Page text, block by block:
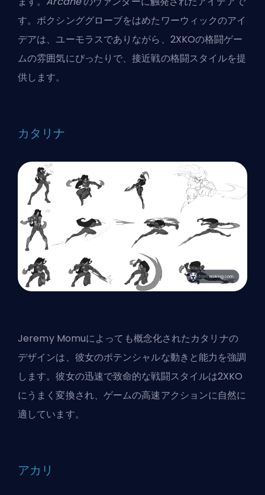
す。ボクシンググローブをはめたワーウィックのアイ
デアは、ユーモラスでありながら、2XKOの格闘ゲー
ムの雰囲気にぴったりで、接近戦の格闘スタイルを提
供します。
カタリナ
Jeremy Momuによっても概念化されたカタリナの
デザインは、彼女のポテンシャルな動きと能力を強調
します。彼女の迅速で致命的な戦闘スタイルは2XKO
にうまく変換され、ゲームの高速アクションに自然に
適しています。
アカリ